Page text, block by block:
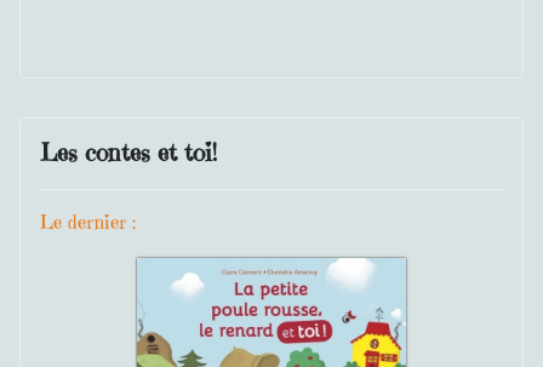
Les contes et toi!
Le dernier :